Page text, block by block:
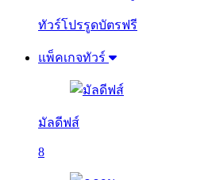
ทัวร์โปรรูดบัตรฟรี
แพ็คเกจทัวร์
มัลดีฟส์
8